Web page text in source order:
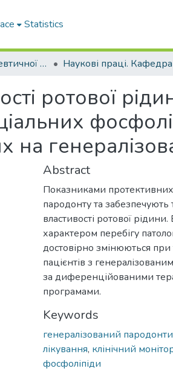
Statistics
Кафедра терапевтичної стоматології
ротової
на
Abstract
Показниками
пародонту та забезпечують
властивості ротової
характером перебігу
достовірно змінюються при
пацієнтів з
за диференційованими
програмами.
Keywords
генералізований
лікування, клінічний
фосфоліпіди